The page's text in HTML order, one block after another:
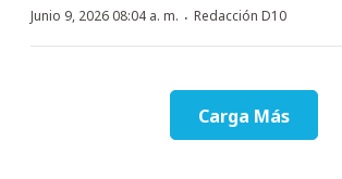
Junio 9, 2026 08:04 a. m. · Redacción D10
Carga Más